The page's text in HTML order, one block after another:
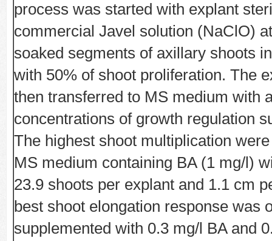
process was started with explant
commercial Javel solution (NaClO)
soaked segments of axillary shoots
with 50% of shoot proliferation. The
then transferred to MS medium with
concentrations of growth regulation
The highest shoot multiplication
MS medium containing BA (1 mg/l)
23.9 shoots per explant and 1.1 cm
best shoot elongation response was
supplemented with 0.3 mg/l BA and